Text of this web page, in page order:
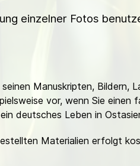
einzelner Fotos
Manuskripten,
vor, wenn Sie
deutsches Leben in
Materialien erfolgt